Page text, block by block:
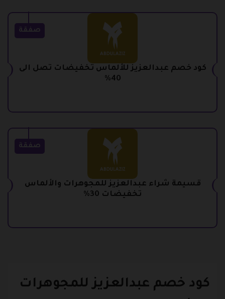
صفقة
كود خصم عبدالعزيز للألماس تخفيضات تصل الى
40%
صفقة
قسيمة شراء عبدالعزيز للمجوهرات والألماس
تخفيضات 30%
كود خصم عبدالعزيز للمجوهرات